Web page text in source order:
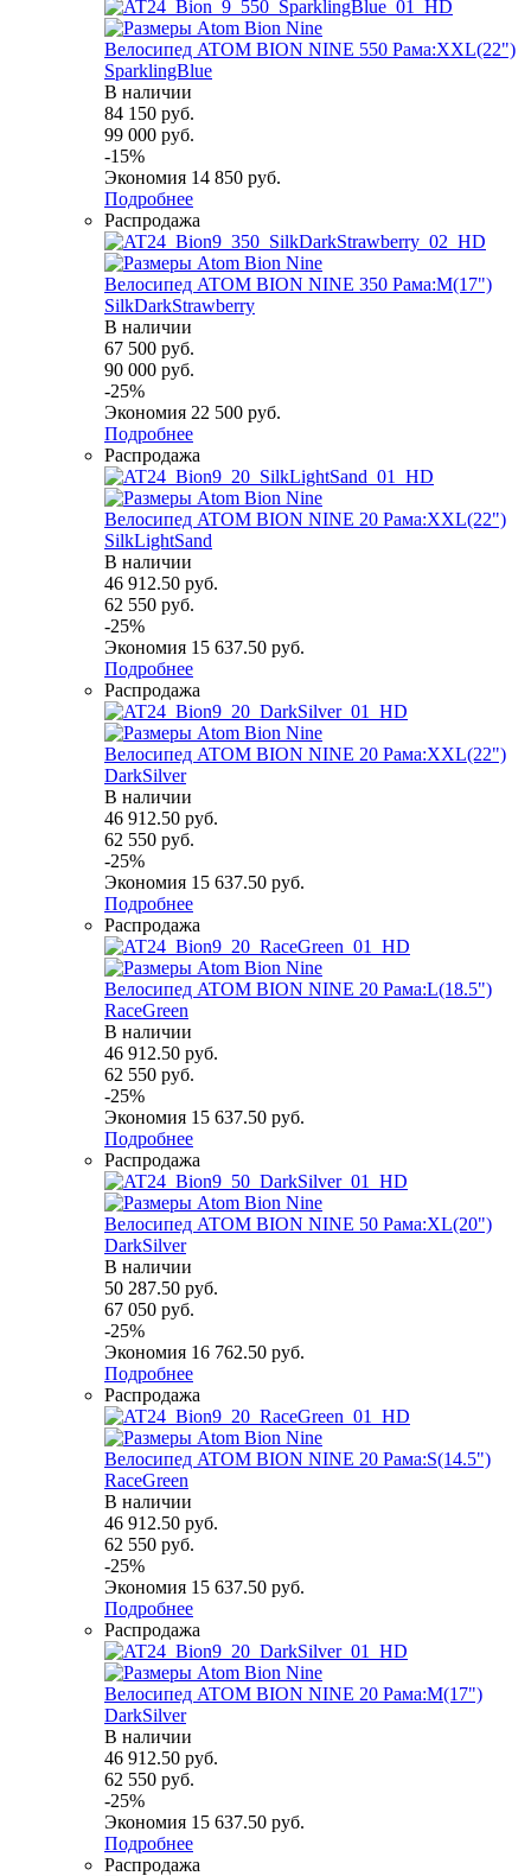
Велосипед ATOM BION NINE 550 Рама:XXL(22")
SparklingBlue
В наличии
84 150 руб.
99 000 руб.
-15%
Экономия 14 850 руб.
Подробнее
Распродажа
Велосипед ATOM BION NINE 350 Рама:M(17")
SilkDarkStrawberry
В наличии
67 500 руб.
90 000 руб.
-25%
Экономия 22 500 руб.
Подробнее
Распродажа
Велосипед ATOM BION NINE 20 Рама:XXL(22")
SilkLightSand
В наличии
46 912.50 руб.
62 550 руб.
-25%
Экономия 15 637.50 руб.
Подробнее
Распродажа
Велосипед ATOM BION NINE 20 Рама:XXL(22")
DarkSilver
В наличии
46 912.50 руб.
62 550 руб.
-25%
Экономия 15 637.50 руб.
Подробнее
Распродажа
Велосипед ATOM BION NINE 20 Рама:L(18.5")
RaceGreen
В наличии
46 912.50 руб.
62 550 руб.
-25%
Экономия 15 637.50 руб.
Подробнее
Распродажа
Велосипед ATOM BION NINE 50 Рама:XL(20")
DarkSilver
В наличии
50 287.50 руб.
67 050 руб.
-25%
Экономия 16 762.50 руб.
Подробнее
Распродажа
Велосипед ATOM BION NINE 20 Рама:S(14.5")
RaceGreen
В наличии
46 912.50 руб.
62 550 руб.
-25%
Экономия 15 637.50 руб.
Подробнее
Распродажа
Велосипед ATOM BION NINE 20 Рама:M(17")
DarkSilver
В наличии
46 912.50 руб.
62 550 руб.
-25%
Экономия 15 637.50 руб.
Подробнее
Распродажа